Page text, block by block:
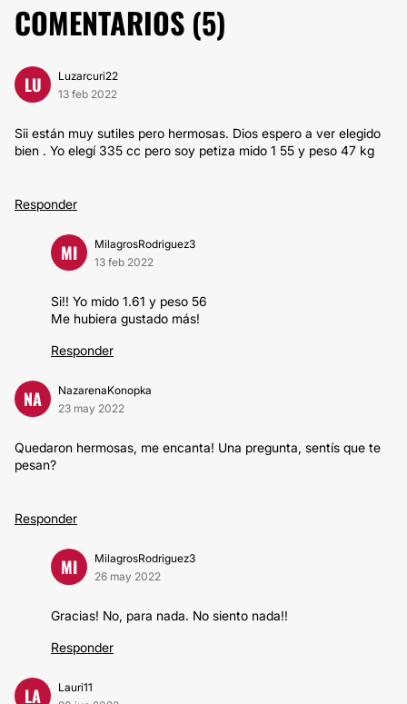
COMENTARIOS (5)
LU
Luzarcuri22
13 feb 2022
Sii están muy sutiles pero hermosas. Dios espero a ver elegido
bien . Yo elegí 335 cc pero soy petiza mido 1 55 y peso 47 kg
Responder
MI
MilagrosRodriguez3
13 feb 2022
Si!! Yo mido 1.61 y peso 56
Me hubiera gustado más!
Responder
NA
NazarenaKonopka
23 may 2022
Quedaron hermosas, me encanta! Una pregunta, sentís que te
pesan?
Responder
MI
MilagrosRodriguez3
26 may 2022
Gracias! No, para nada. No siento nada!!
Responder
LA
Lauri11